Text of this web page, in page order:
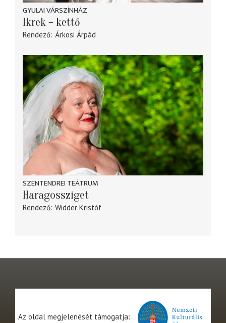
GYULAI VÁRSZÍNHÁZ
Ikrek – kettő
Rendező Árkosi Árpád
SZENTENDREI TEÁTRUM
Haragossziget
Rendező Widder Kristóf
Az oldal megjelenését támogatja: